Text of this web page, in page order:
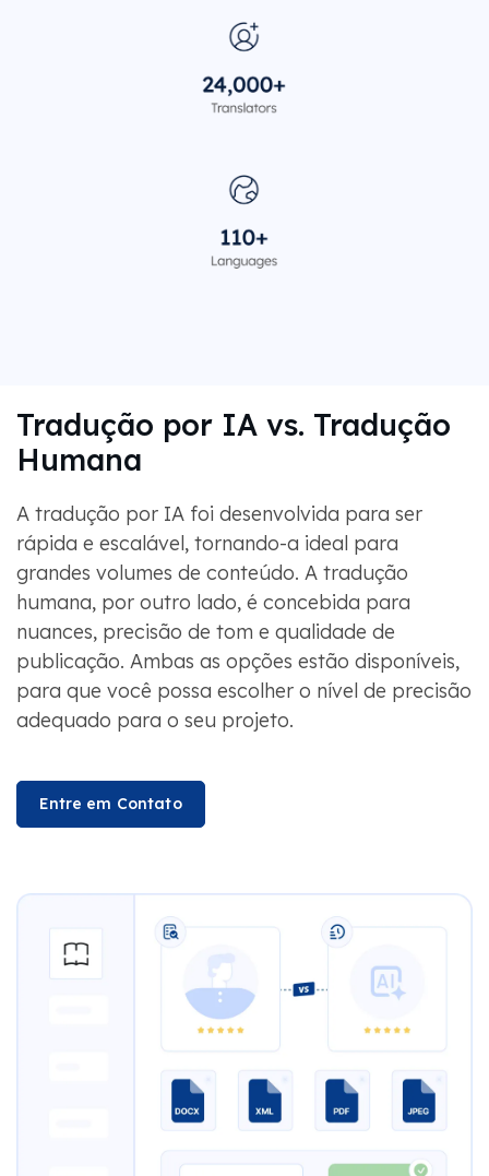
Tradução por IA vs. Tradução
Humana
A tradução por IA foi desenvolvida para ser
rápida e escalável, tornando-a ideal para
grandes volumes de conteúdo. A tradução
humana, por outro lado, é concebida para
nuances, precisão de tom e qualidade de
publicação. Ambas as opções estão disponíveis,
para que você possa escolher o nível de precisão
adequado para o seu projeto.
Entre em Contato